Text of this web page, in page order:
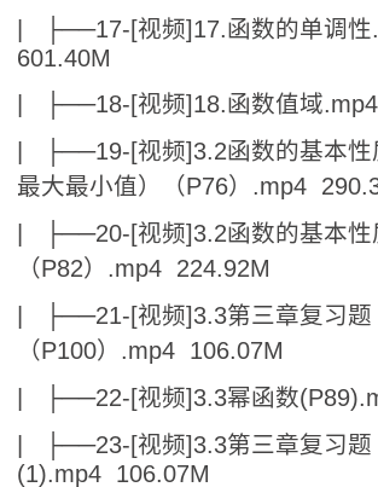
| ├──17-[视频]17.函数的单调性
601.40M
| ├──18-[视频]18.函数值域
| ├──19-[视频]3.2函数的基本性
最大最小值）（P76）.mp4
| ├──20-[视频]3.2函数的基本性
（P82）.mp4 224.92M
| ├──21-[视频]3.3第三章复习题
（P100）.mp4 106.07M
| ├──22-[视频]3.3幂函数
| ├──23-[视频]3.3第三章复习题
(1).mp4 106.07M